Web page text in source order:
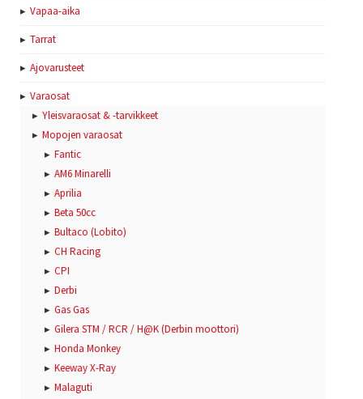
Vapaa-aika
Tarrat
Ajovarusteet
Varaosat
Yleisvaraosat & -tarvikkeet
Mopojen varaosat
Fantic
AM6 Minarelli
Aprilia
Beta 50cc
Bultaco (Lobito)
CH Racing
CPI
Derbi
Gas Gas
Gilera STM / RCR / H@K (Derbin moottori)
Honda Monkey
Keeway X-Ray
Malaguti